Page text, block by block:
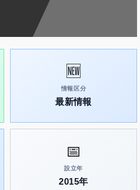
🆕
情報区分
最新情報
📅
設立年
2015年